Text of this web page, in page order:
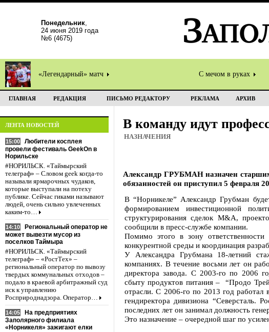
Понедельник,
24 июня 2019 года
№6 (4675)
«Легендарный» матч С мечом в руках
ГЛАВНАЯ РЕДАКЦИЯ ПИСЬМО РЕДАКТОРУ РЕКЛАМА АРХИВ
ЛЕНТА НОВОСТЕЙ
15:00
Любители косплея
провели фестиваль GeekOn в
Норильске
#НОРИЛЬСК. «Таймырский
телеграф» – Словом geek когда-то
называли ярмарочных чудаков,
которые выступали на потеху
публике. Сейчас гиками называют
людей, очень сильно увлеченных
каким-то…
14:10
Региональный оператор не
может вывезти мусор из
поселков Таймыра
#НОРИЛЬСК. «Таймырский
телеграф» – «РостТех» –
региональный оператор по вывозу
твердых коммунальных отходов –
подало в краевой арбитражный суд
иск к управлению
Росприроднадзора. Оператор…
14:05
На предприятиях
Заполярного филиала
«Норникеля» зажигают елки
В команду идут
НАЗНАЧЕНИЯ
Александр ГРУБМАН назначен
обязанностей он приступил 5 февраля
В “Норникеле” Александр Грубман
формированием инвестиционной
структурирования сделок M&A,
сообщили в пресс-службе компании.
Помимо этого в зону
конкурентной среды и координация
У Александра Грубмана 18-летний
компаниях. В течение восьми лет он
директора завода. С 2003-го по 2006
сбыту продуктов питания – “Продо
отрасли. С 2006-го по 2013 год работал
гендиректора дивизиона “Северсталь.
последних лет он занимал должность
Это назначение – очередной шаг по